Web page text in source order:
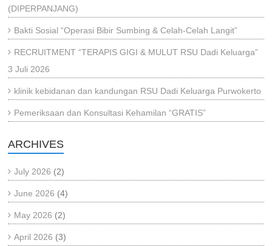
(DIPERPANJANG)
Bakti Sosial “Operasi Bibir Sumbing & Celah-Celah Langit”
RECRUITMENT “TERAPIS GIGI & MULUT RSU Dadi Keluarga”
3 Juli 2026
klinik kebidanan dan kandungan RSU Dadi Keluarga Purwokerto
Pemeriksaan dan Konsultasi Kehamilan “GRATIS”
ARCHIVES
July 2026 (2)
June 2026 (4)
May 2026 (2)
April 2026 (3)